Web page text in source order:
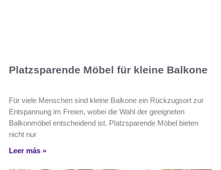
Platzsparende Möbel für kleine Balkone
Für viele Menschen sind kleine Balkone ein Rückzugsort zur
Entspannung im Freien, wobei die Wahl der geeigneten
Balkonmöbel entscheidend ist. Platzsparende Möbel bieten
nicht nur
Leer más »